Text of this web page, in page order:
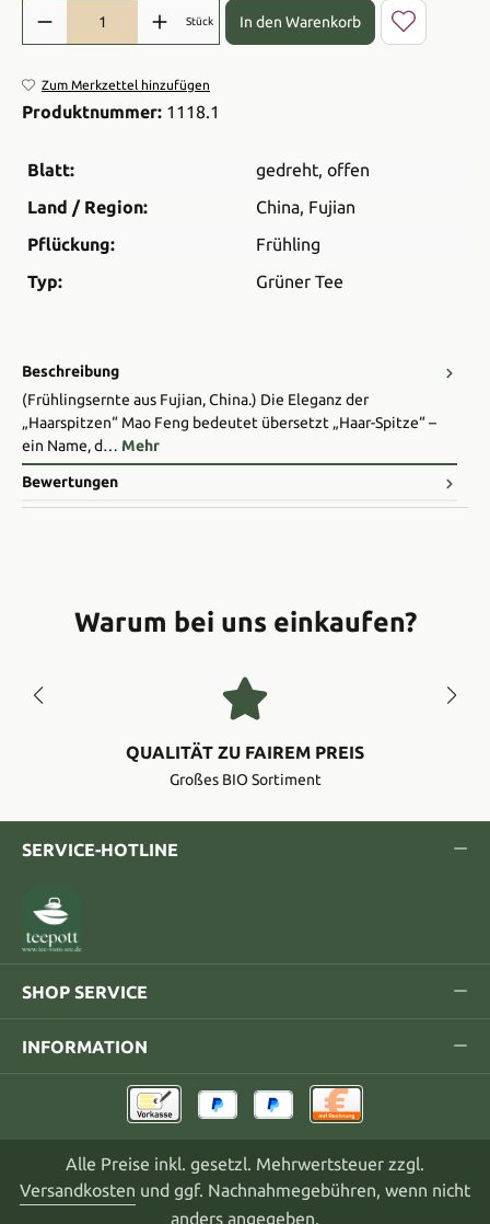
Produkt Anzahl: Gib den gewünschten Wert ein oder benutze die
Stück In den Warenkorb
Zum Merkzettel hinzufügen
Produktnummer: 1118.1
Blatt: gedreht, offen
Land / Region:
China, Fujian
Pflückung:
Frühling
Typ:
Grüner Tee
Beschreibung
(Frühlingsernte aus Fujian, China.) Die Eleganz der
„Haarspitzen“ Mao Feng bedeutet übersetzt „Haar-Spitze“ –
ein Name, d… Mehr
Bewertungen
Warum bei uns einkaufen?
QUALITÄT ZU FAIREM PREIS
Großes BIO Sortiment
SERVICE-HOTLINE
SHOP SERVICE
INFORMATION
Alle Preise inkl. gesetzl. Mehrwertsteuer zzgl.
Versandkosten und ggf. Nachnahmegebühren, wenn nicht
anders angegeben.